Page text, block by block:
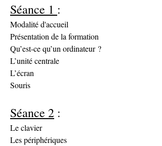
Séance 1 :
Modalité d'accueil
Présentation de la formation
Qu’est-ce qu’un ordinateur ?
L’unité centrale
L’écran
Souris
Séance 2 :
Le clavier
Les périphériques